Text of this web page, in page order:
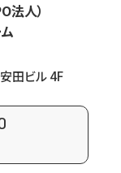
法人）
田ビル 4F